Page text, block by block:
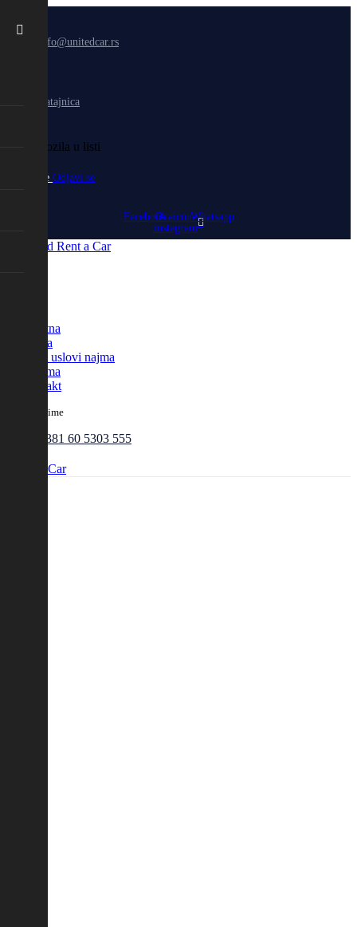
info@unitedcar.rs
Batajnica
Nema vozila u listi
Uloguj se Odjavi se
FacebookOvaicon-
instagram
Whatsapp
Početna
Vozila
Opšti uslovi najma
O nama
Kontakt
Call Anytime
+381 60 5303 555
Find a Car